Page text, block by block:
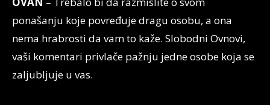
ponašanju koje povređuje dragu osobu, a ona
nema hrabrosti da vam to kaže. Slobodni Ovnovi,
vaši komentari privlače pažnju jedne osobe koja se
zaljubljuje u vas.